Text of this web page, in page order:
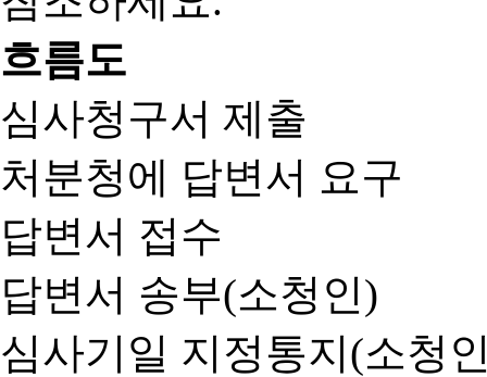
흐름도
심사청구서 제출
처분청에 답변서 요구
답변서 접수
답변서 송부(소청인)
심사기일 지정통지(소청